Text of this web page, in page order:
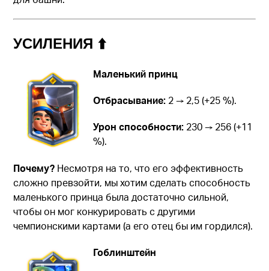
УСИЛЕНИЯ ⬆️
Маленький принц
Отбрасывание: 2 → 2,5 (+25 %).
Урон способности: 230 → 256 (+11
%).
Почему? Несмотря на то, что его эффективность
сложно превзойти, мы хотим сделать способность
маленького принца была достаточно сильной,
чтобы он мог конкурировать с другими
чемпионскими картами (а его отец бы им гордился).
Гоблинштейн